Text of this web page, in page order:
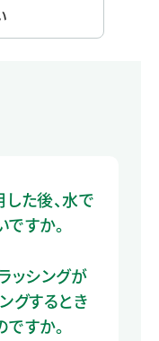
た後、水で
すか。
ッシングが
グするとき
すか。